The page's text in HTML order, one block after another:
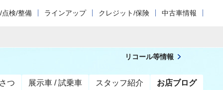
点検/整備 ラインアップ クレジット/保険 中古車情報
つ 展示車 / 試乗車 スタッフ紹介 お店ブログ
リコール等情報